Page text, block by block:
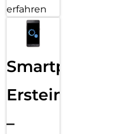
erfahren
Smartphone
Ersteinrichtung
–